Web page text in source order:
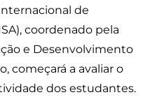
de
coordenado pela
e Desenvolvimento
começará a avaliar o
dos estudantes.